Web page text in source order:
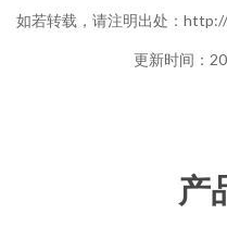
如若转载，请注明出处：
更新时间：
产